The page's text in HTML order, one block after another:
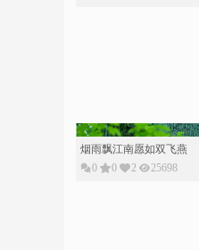
烟雨飘江南愿如双飞燕
0
0 2 25698